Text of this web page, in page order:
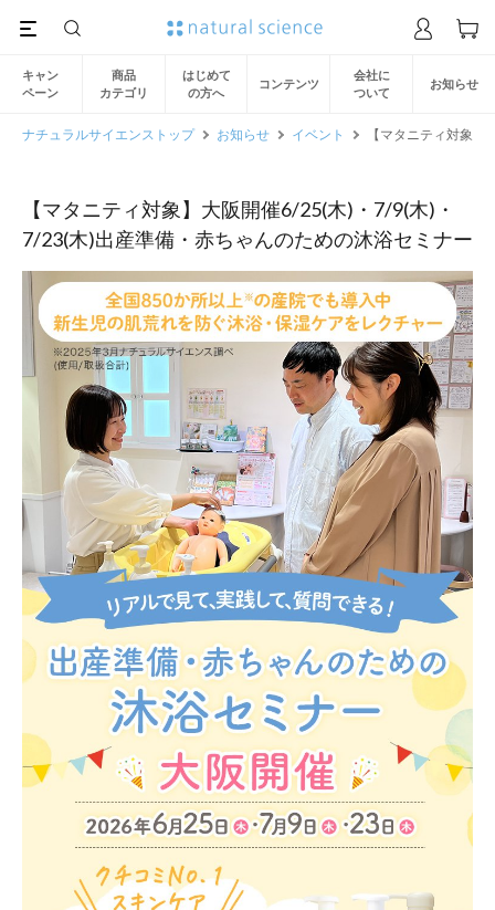
キャン
ペーン
商品
カテゴリ
はじめて
の方へ
コンテンツ
会社に
ついて
お知らせ
ナチュラルサイエンストップ お知らせ イベント 【マタニティ対象
【マタニティ対象】大阪開催6/25(木)・7/9(木)・
7/23(木)出産準備・赤ちゃんのための沐浴セミナー